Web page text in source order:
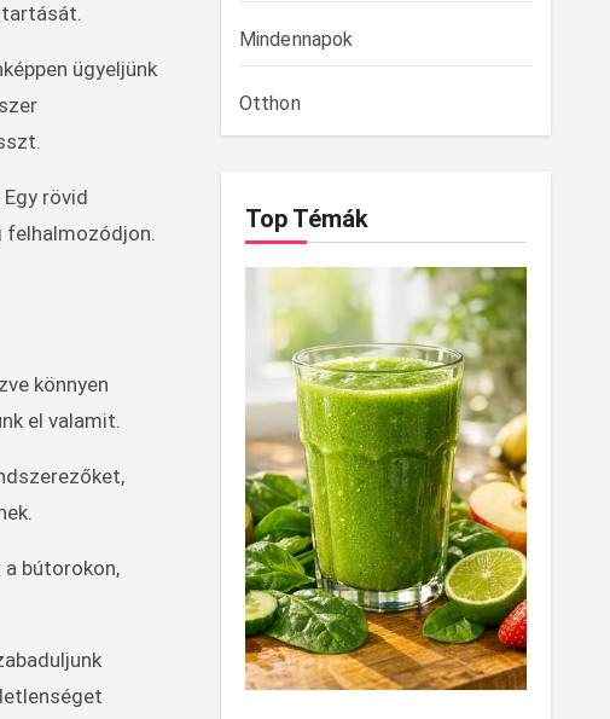
ügyeljünk
rövid
felhalmozódjon.
könnyen
el valamit.
bútorokon,
Mindennapok
Otthon
Top Témák